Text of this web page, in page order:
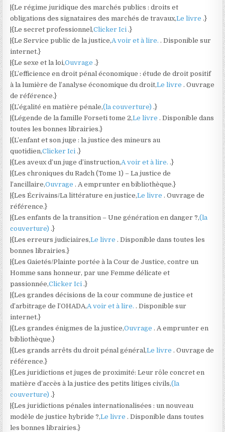
|{Le régime juridique des marchés publics : droits et
obligations des signataires des marchés de travaux,Le livre.}
|{Le secret professionnel,Clicker Ici.}
|{Le Service public de la justice,A voir et à lire.. Disponible sur
internet.}
|{Le sexe et la loi,Ouvrage.}
|{L’efficience en droit pénal économique : étude de droit positif
à la lumière de l’analyse économique du droit,Le livre. Ouvrage
de référence.}
|{L’égalité en matière pénale,(la couverture).}
|{Légende de la famille Forseti tome 2,Le livre. Disponible dans
toutes les bonnes librairies.}
|{L’enfant et son juge : la justice des mineurs au
quotidien,Clicker Ici.}
|{Les aveux d’un juge d’instruction,A voir et à lire..}
|{Les chroniques du Radch (Tome 1) – La justice de
l’ancillaire,Ouvrage. A emprunter en bibliothèque.}
|{Les Écrivains/La littérature en justice,Le livre. Ouvrage de
référence.}
|{Les enfants de la transition – Une génération en danger ?,(la
couverture).}
|{Les erreurs judiciaires,Le livre. Disponible dans toutes les
bonnes librairies.}
|{Les Gaietés/Plainte portée à la Cour de Justice, contre un
Homme sans honneur, par une Femme délicate et
passionnée,Clicker Ici.}
|{Les grandes décisions de la cour commune de justice et
d’arbitrage de l’OHADA,A voir et à lire.. Disponible sur
internet.}
|{Les grandes énigmes de la justice,Ouvrage. A emprunter en
bibliothèque.}
|{Les grands arrêts du droit pénal général,Le livre. Ouvrage de
référence.}
|{Les juridictions et juges de proximité: Leur rôle concret en
matière d’accès à la justice des petits litiges civils,(la
couverture).}
|{Les juridictions pénales internationalisées : un nouveau
modèle de justice hybride ?,Le livre. Disponible dans toutes
les bonnes librairies.}